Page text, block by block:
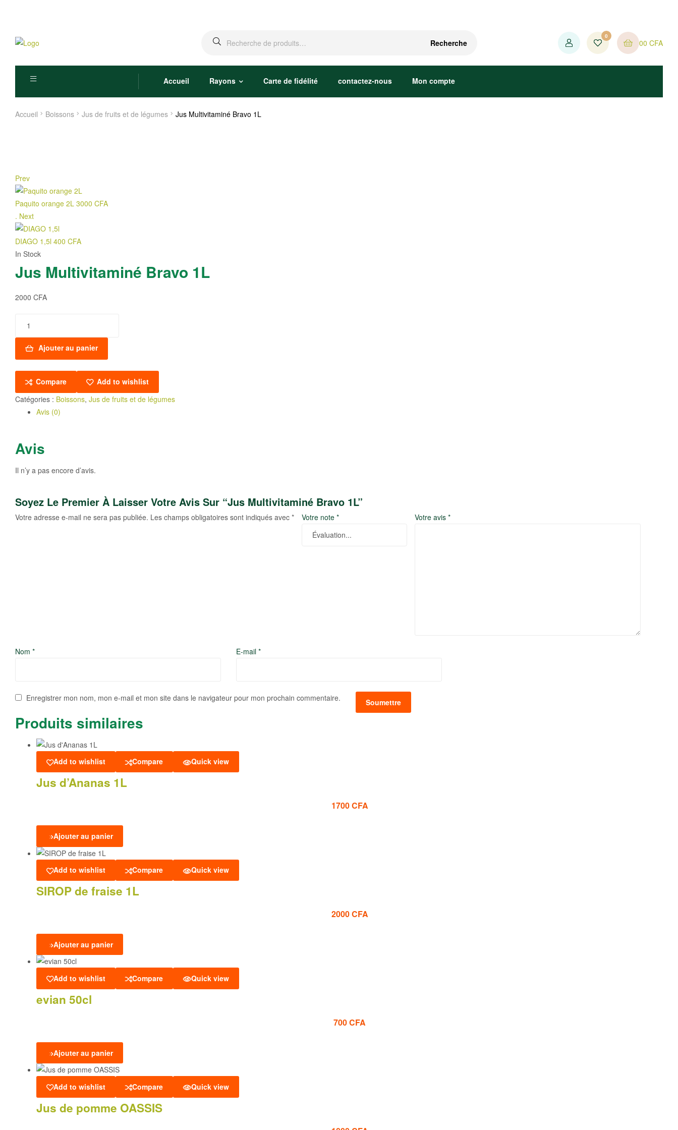
Recherche
Recherche
0
00 CFA
Accueil Rayons Carte de fidélité contactez-nous Mon compte
Accueil Boissons Jus de fruits et de légumes Jus Multivitaminé Bravo 1L
Prev
Paquito orange 2L 3000 CFA
. Next
DIAGO 1,5l 400 CFA
In Stock
Jus Multivitaminé Bravo 1L
2000 CFA
Jus
Multivitaminé
Bravo
Ajouter au panier
Compare
Add to wishlist
Catégories : Boissons, Jus de fruits et de légumes
Avis (0)
Avis
Il n’y a pas encore d’avis.
Soyez Le Premier À Laisser Votre Avis Sur “Jus Multivitaminé Bravo 1L”
Votre adresse e-mail ne sera pas publiée. Les champs obligatoires sont indiqués avec * Votre note * Votre avis *
Nom * E-mail *
Enregistrer mon nom, mon e-mail et mon site dans le navigateur pour mon prochain commentaire.
Produits similaires
Add to wishlist Compare Quick view
Jus d’Ananas 1L
1700CFA
Ajouter au panier
Add to wishlist Compare Quick view
SIROP de fraise 1L
2000CFA
Ajouter au panier
Add to wishlist Compare Quick view
evian 50cl
700CFA
Ajouter au panier
Add to wishlist Compare Quick view
Jus de pomme OASSIS